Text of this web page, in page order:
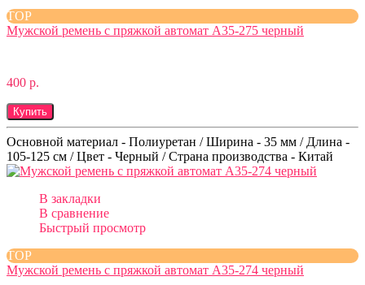
TOP
Мужской ремень с пряжкой автомат A35-275 черный
400 р.
Купить
Основной материал - Полиуретан / Ширина - 35 мм / Длина -
105-125 см / Цвет - Черный / Страна производства - Китай
В закладки
В сравнение
Быстрый просмотр
TOP
Мужской ремень с пряжкой автомат A35-274 черный